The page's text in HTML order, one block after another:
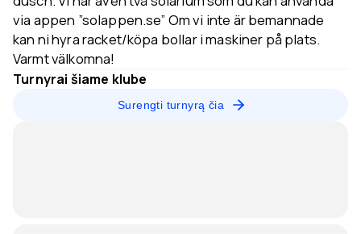
via appen ”solappen.se” Om vi inte är bemannade
kan ni hyra racket/köpa bollar i maskiner på plats.
Varmt välkomna!
Turnyrai šiame klube
Surengti turnyrą čia